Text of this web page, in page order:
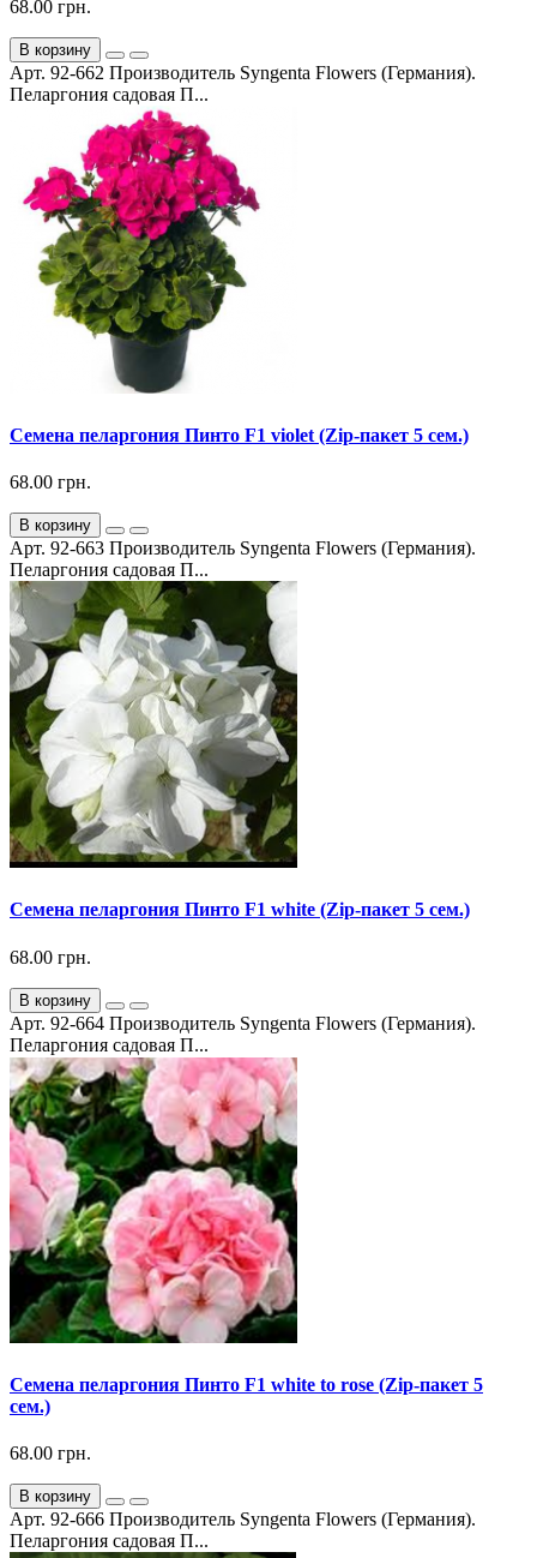
68.00 грн.
В корзину
Арт. 92-662 Производитель Syngenta Flowers (Германия).
Пеларгония садовая П...
Семена пеларгония Пинто F1 violet (Zip-пакет 5 сем.)
68.00 грн.
В корзину
Арт. 92-663 Производитель Syngenta Flowers (Германия).
Пеларгония садовая П...
Семена пеларгония Пинто F1 white (Zip-пакет 5 сем.)
68.00 грн.
В корзину
Арт. 92-664 Производитель Syngenta Flowers (Германия).
Пеларгония садовая П...
Семена пеларгония Пинто F1 white to rose (Zip-пакет 5
сем.)
68.00 грн.
В корзину
Арт. 92-666 Производитель Syngenta Flowers (Германия).
Пеларгония садовая П...